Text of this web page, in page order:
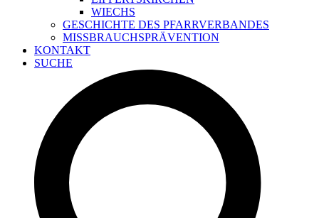
WIECHS
GESCHICHTE DES PFARRVERBANDES
MISSBRAUCHSPRÄVENTION
KONTAKT
SUCHE